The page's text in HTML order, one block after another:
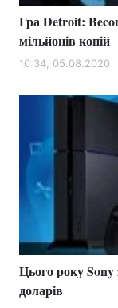
Гра Detroit:
мільйонів копій
10:34, 05.08.2020
Цього року Sony
доларів